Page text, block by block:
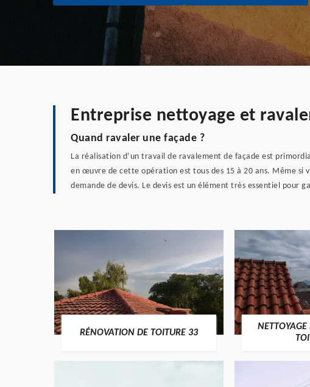
Entreprise nettoyage et
Quand ravaler une façade ?
La réalisation d’un travail de ravalement de façade est
en œuvre de cette opération est tous des 15 à 20 ans. Même si
demande de devis. Le devis est un élément très essentiel
RÉNOVATION DE TOITURE 33
NETTOYAGE